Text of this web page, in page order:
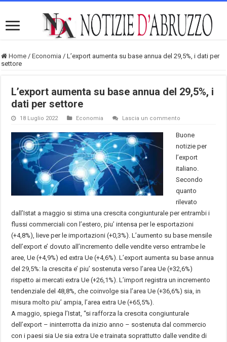
Home / Economia / L’export aumenta su base annua del 29,5%, i dati per
settore
L’export aumenta su base annua del 29,5%, i
dati per settore
18 Luglio 2022 Economia Lascia un commento
Buone
notizie per
l’export
italiano.
Secondo
quanto
rilevato
dall’Istat a maggio si stima una crescita congiunturale per entrambi i
flussi commerciali con l’estero, piu’ intensa per le esportazioni
(+4,8%), lieve per le importazioni (+0,3%). L’aumento su base mensile
dell’export e’ dovuto all’incremento delle vendite verso entrambe le
aree, Ue (+4,9%) ed extra Ue (+4,6%). L’export aumenta su base annua
del 29,5%: la crescita e’ piu’ sostenuta verso l’area Ue (+32,6%)
rispetto ai mercati extra Ue (+26,1%). L’import registra un incremento
tendenziale del 48,8%, che coinvolge sia l’area Ue (+36,6%) sia, in
misura molto piu’ ampia, l’area extra Ue (+65,5%).
A maggio, spiega l’Istat, “si rafforza la crescita congiunturale
dell’export – ininterrotta da inizio anno – sostenuta dal commercio
con i paesi sia Ue sia extra Ue e trainata soprattutto dalle vendite di